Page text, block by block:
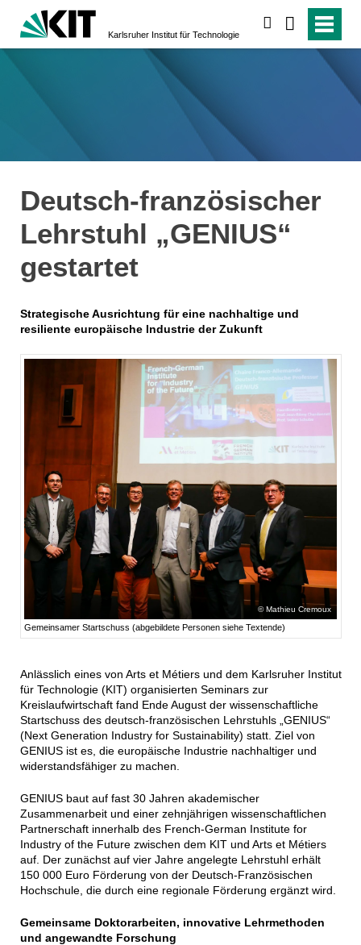
Karlsruher Institut für Technologie
Deutsch-französischer
Lehrstuhl „GENIUS“
gestartet
Strategische Ausrichtung für eine nachhaltige und
resiliente europäische Industrie der Zukunft
Mathieu Cremoux
Gemeinsamer Startschuss (abgebildete Personen siehe Textende)
Anlässlich eines von Arts et Métiers und dem Karlsruher Institut
für Technologie (KIT) organisierten Seminars zur
Kreislaufwirtschaft fand Ende August der wissenschaftliche
Startschuss des deutsch-französischen Lehrstuhls „GENIUS“
(Next Generation Industry for Sustainability) statt. Ziel von
GENIUS ist es, die europäische Industrie nachhaltiger und
widerstandsfähiger zu machen.
GENIUS baut auf fast 30 Jahren akademischer
Zusammenarbeit und einer zehnjährigen wissenschaftlichen
Partnerschaft innerhalb des French-German Institute for
Industry of the Future zwischen dem KIT und Arts et Métiers
auf. Der zunächst auf vier Jahre angelegte Lehrstuhl erhält
150 000 Euro Förderung von der Deutsch-Französischen
Hochschule, die durch eine regionale Förderung ergänzt wird.
Gemeinsame Doktorarbeiten, innovative Lehrmethoden
und angewandte Forschung